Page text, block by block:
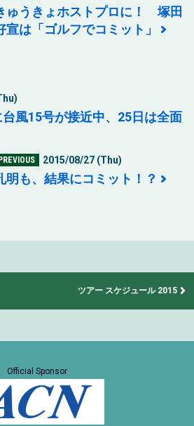
ゅうきょホストプロに！ 塚田
宣は「ゴルフでコミット」
風15号が接近中、25日は全面
2015/08/27 (Thu)
明も、結果にコミット！？
ツアー スケジュール 2015
Official Sponsor